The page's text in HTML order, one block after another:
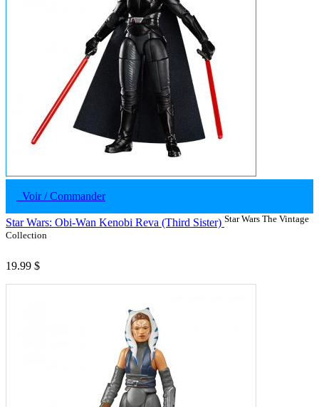
Voir / Commander
Star Wars: Obi-Wan Kenobi Reva (Third Sister) Star Wars The Vintage
Collection
19.99 $